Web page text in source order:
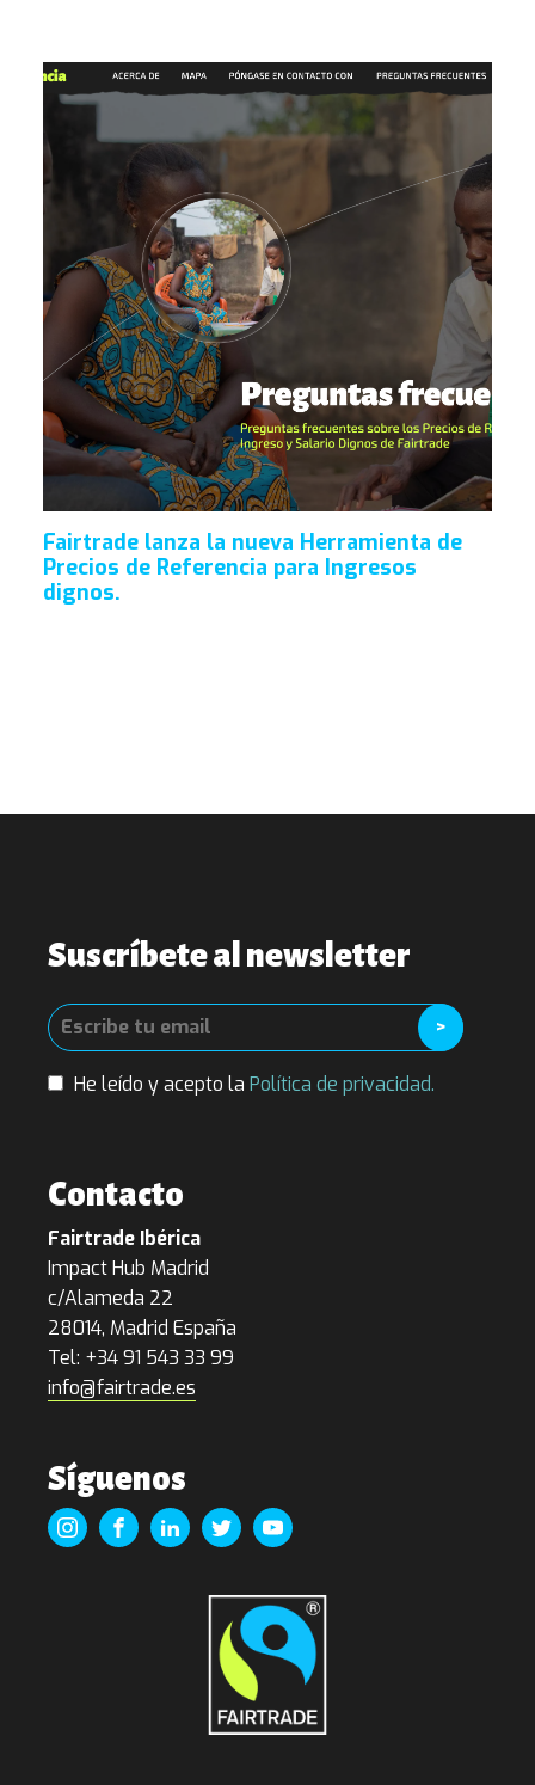
Fairtrade lanza la nueva Herramienta de
Precios de Referencia para Ingresos
dignos.
Suscríbete al newsletter
He leído y acepto la Política de privacidad.
Contacto
Fairtrade Ibérica
Impact Hub Madrid
c/Alameda 22
28014, Madrid España
Tel: +34 91 543 33 99
info@fairtrade.es
Síguenos